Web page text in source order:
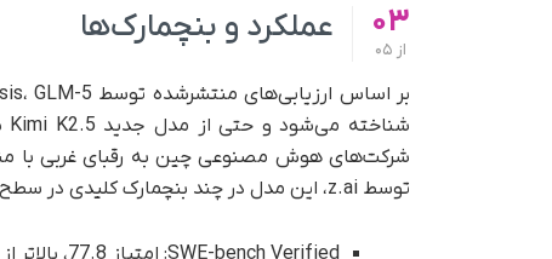
03
از
عملکرد و بنچمارک‌ها
شرکت‌های هوش مصنوعی چین به رقبای غربی با
توسط z.ai، این مدل در چند بنچمارک کلیدی در سطح state-of-the-art قرار دارد:
SWE-bench Verified: امتیاز 77.8، بالاتر از Gemini 3 Pro با 76.2 و نزدیک به Claude Opus 4.6 با 80.9